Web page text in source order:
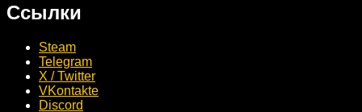
Ссылки
Steam
Telegram
X / Twitter
VKontakte
Discord